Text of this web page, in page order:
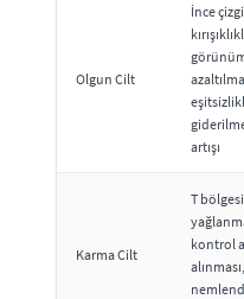
Olgun Cilt
İnce
artışı
Karma Cilt
T bölgesi
kontrol